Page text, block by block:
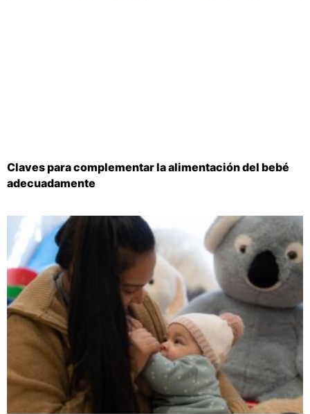
Claves para complementar la alimentación del bebé
adecuadamente